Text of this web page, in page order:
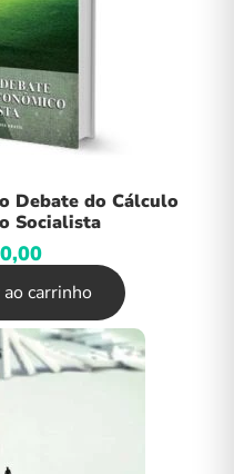
Debate do Cálculo
Socialista
0,00
carrinho